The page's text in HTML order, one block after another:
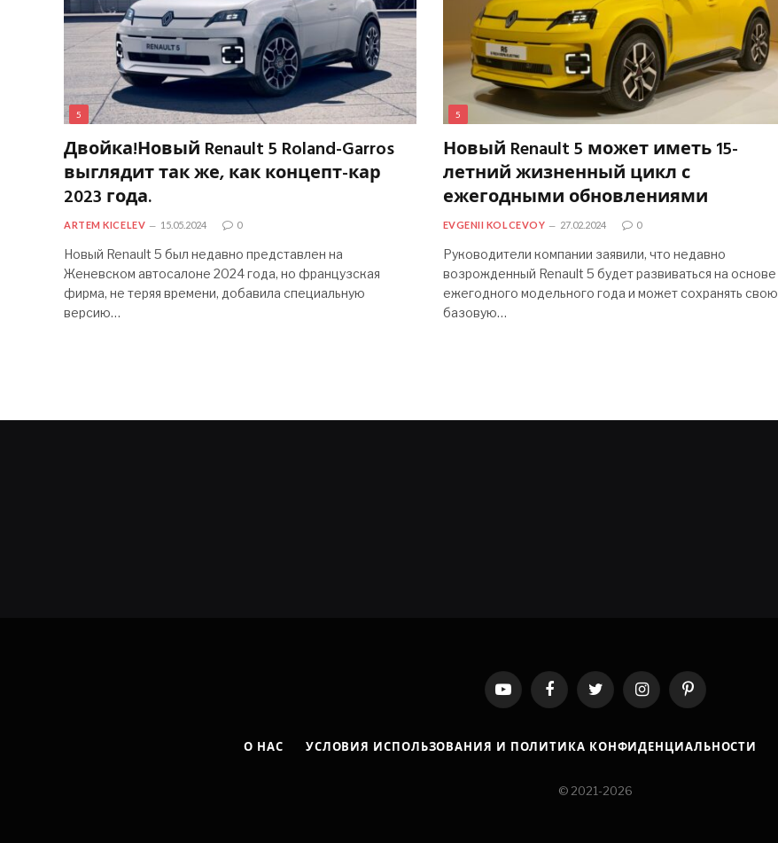
5
Двойка!Новый Renault 5 Roland-Garros
выглядит так же, как концепт-кар
2023 года.
ARTEM KICELEV 15.05.2024 0
Новый Renault 5 был недавно представлен на
Женевском автосалоне 2024 года, но французская
фирма, не теряя времени, добавила специальную
версию…
5
Новый Renault 5 может иметь 15-
летний жизненный цикл с
ежегодными обновлениями
EVGENII KOLCEVOY 27.02.2024 0
Руководители компании заявили, что недавно
возрожденный Renault 5 будет развиваться на основе
ежегодного модельного года и может сохранять свою
базовую…
YouTubeFacebookTwitter InstagramPinterest
О НАС УСЛОВИЯ ИСПОЛЬЗОВАНИЯ И ПОЛИТИКА КОНФИДЕНЦИАЛЬНОСТИ
© 2021-2026